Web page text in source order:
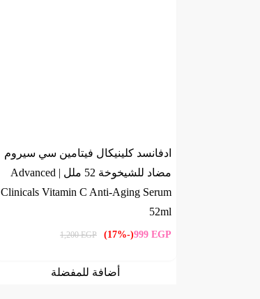
ادفانسد كلينيكال فيتامين سي سيروم
مضاد للشيخوخة 52 ملل | Advanced
Clinicals Vitamin C Anti-Aging Serum
52ml
999 EGP
(-17%)
1,200EGP
أضافة للمفضلة